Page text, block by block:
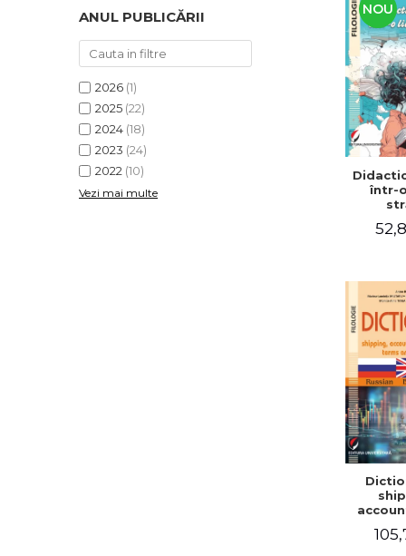
ANUL PUBLICĂRII
2026 (1)
2025 (22)
2024 (18)
2023 (24)
2022 (10)
Vezi mai multe
NOU
într-